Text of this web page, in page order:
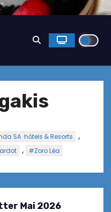
SA hôtels & Resorts ,
, #Zoro Léa
Mai 2026